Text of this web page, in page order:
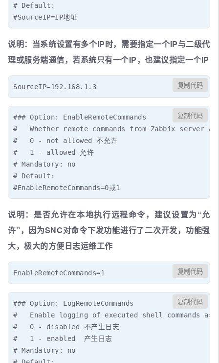
# Default:
#SourceIP=IP地址
说明：当系统设置有多个IP时，需要指定一个IP与二级代
理或服务端通信，若系统只有一个IP，也建议指定一个IP
SourceIP=192.168.1.3 复制代码
### Option: EnableRemoteCommands
#   Whether remote commands from Zabbix server
#   0 - not allowed 不允许
#   1 - allowed 允许
# Mandatory: no
# Default:
#EnableRemoteCommands=0或1
复制代码
说明：是否允许在本地执行远程命令，建议设置为“允
许”，因为SNC对命令下发功能进行了二次开发，功能强
大，极大的方便日志运维工作
EnableRemoteCommands=1 复制代码
### Option: LogRemoteCommands
#   Enable logging of executed shell commands as
#   0 - disabled 不产生日志
#   1 - enabled  产生日志
# Mandatory: no
复制代码